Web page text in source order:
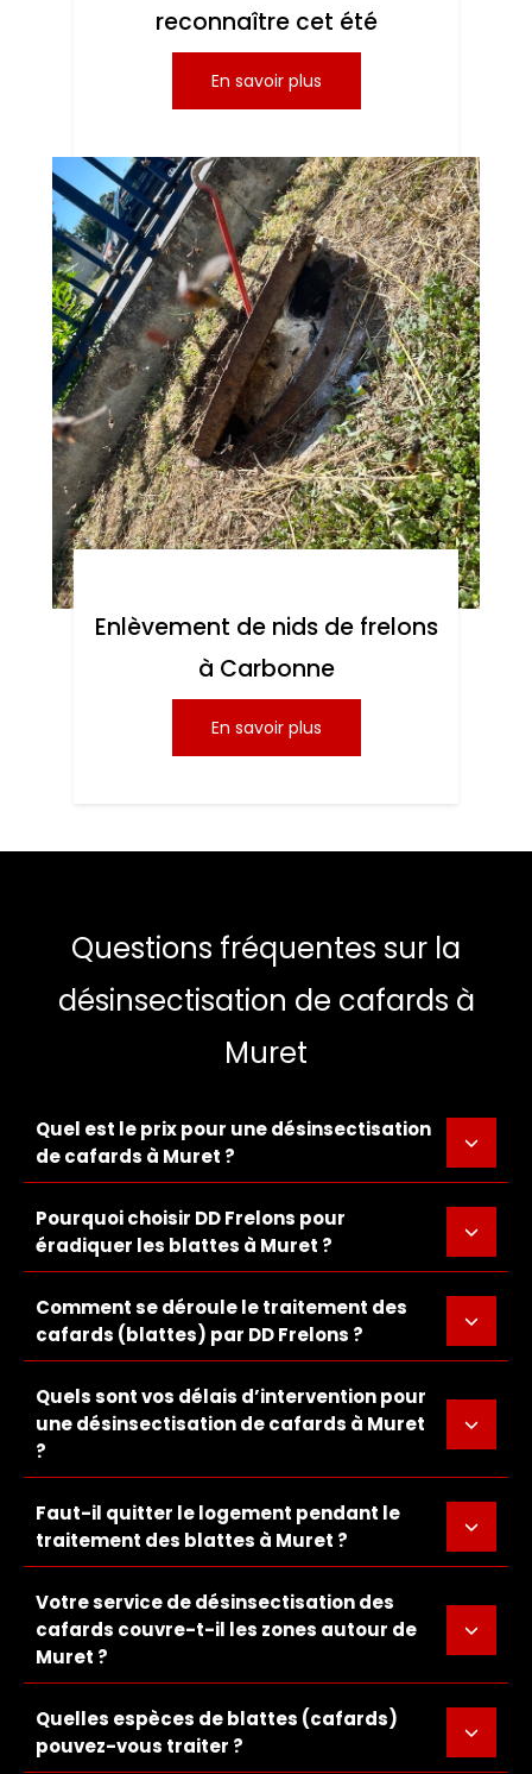
reconnaître cet été
En savoir plus
Enlèvement de nids de frelons
à Carbonne
En savoir plus
Questions fréquentes sur la
désinsectisation de cafards à
Muret
Quel est le prix pour une désinsectisation
de cafards à Muret ?
Pourquoi choisir DD Frelons pour
éradiquer les blattes à Muret ?
Comment se déroule le traitement des
cafards (blattes) par DD Frelons ?
Quels sont vos délais d’intervention pour
une désinsectisation de cafards à Muret
?
Faut-il quitter le logement pendant le
traitement des blattes à Muret ?
Votre service de désinsectisation des
cafards couvre-t-il les zones autour de
Muret ?
Quelles espèces de blattes (cafards)
pouvez-vous traiter ?